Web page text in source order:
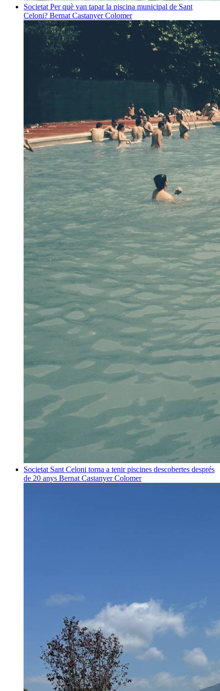
Societat Per què van tapar la piscina municipal de Sant
Celoni? Bernat Castanyer Colomer
Societat Sant Celoni torna a tenir piscines descobertes després
de 20 anys Bernat Castanyer Colomer